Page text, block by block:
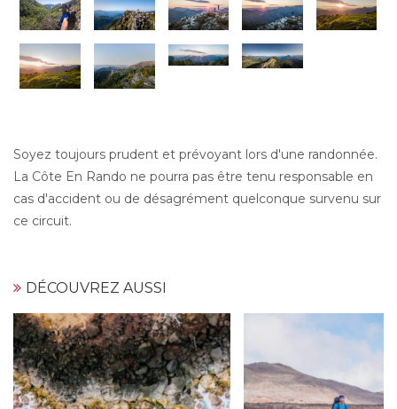
Soyez toujours prudent et prévoyant lors d'une randonnée.
La Côte En Rando ne pourra pas être tenu responsable en
cas d'accident ou de désagrément quelconque survenu sur
ce circuit.
DÉCOUVREZ AUSSI